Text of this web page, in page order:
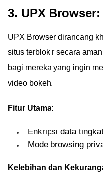
3. UPX
UPX Browser dirancang
situs terblokir secara
bagi mereka yang ingin
video bokeh.
Fitur Utama:
Enkripsi data
Mode browsing
Kelebihan dan